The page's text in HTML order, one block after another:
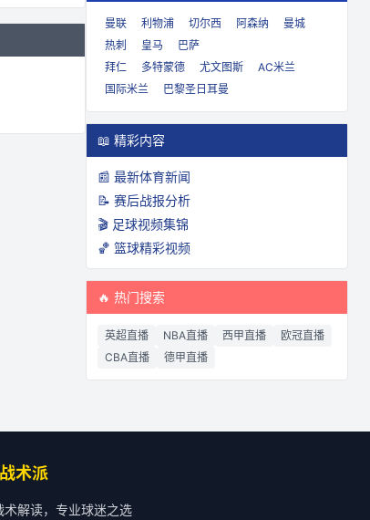
曼联 利物浦 切尔西 阿森纳
曼城
热刺
皇马
巴萨
拜仁
多特蒙德 尤文图斯
AC米兰
国际米兰
巴黎圣日耳曼
📖 精彩内容
📰 最新体育新闻
📝 赛后战报分析
🎬 足球视频集锦
🏀 篮球精彩视频
🔥 热门搜索
英超直播 NBA直播 西甲直播
欧冠直播
CBA直播
德甲直播
术派
术解读，专业球迷之选